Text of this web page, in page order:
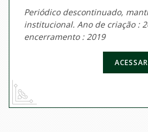
Periódico descontinuado,
institucional. Ano de criação :
encerramento : 2019
ACESSAR